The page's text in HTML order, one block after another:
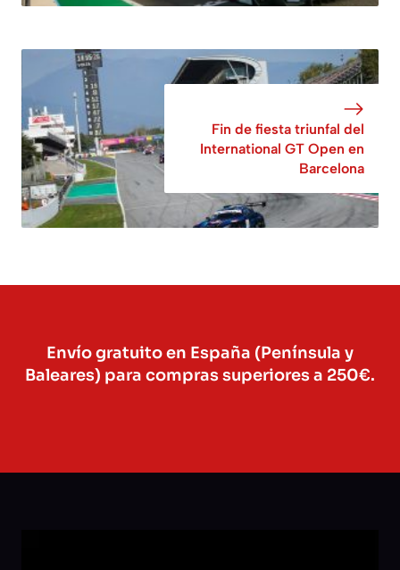
Fin de fiesta triunfal del
International GT Open en
Barcelona
Envío gratuito en España (Península y
Baleares) para compras superiores a 250€.